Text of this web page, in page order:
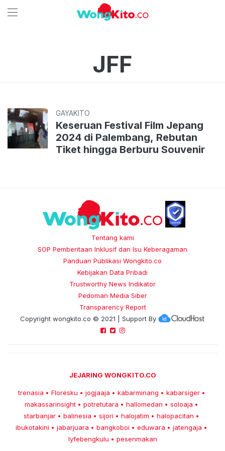
JFF
GAYAKITO
Keseruan Festival Film Jepang
2024 di Palembang, Rebutan
Tiket hingga Berburu Souvenir
Tentang kami
SOP Pemberitaan Inklusif dan Isu Keberagaman
Panduan Publikasi Wongkito.co
Kebijakan Data Pribadi
Trustworthy News Indikator
Pedoman Media Siber
Transparency Report
Copyright wongkito.co © 2021 | Support By
JEJARING WONGKITO.CO
trenasia • Floresku • jogjaaja • kabarminang • kabarsiger •
makassarinsight • potretutara • hallomedan • soloaja •
starbanjar • balinesia • sijori • halojatim • halopacitan •
ibukotakini • jabarjuara • bangkoboi • eduwara • jatengaja •
lyfebengkulu • pesenmakan